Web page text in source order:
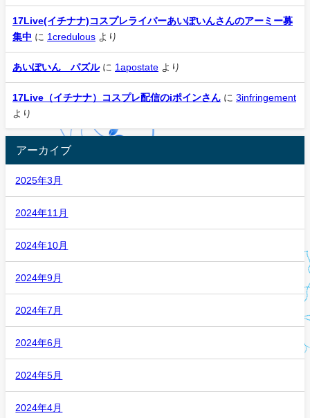
17Live(イチナナ)コスプレライバーあいぽいんさんのアーミー募
集中 に 1credulous より
あいぽいん パズルに 1apostate より
17Live（イチナナ）コスプレ配信のiポインさん に 3infringement
より
アーカイブ
2025年3月
2024年11月
2024年10月
2024年9月
2024年7月
2024年6月
2024年5月
2024年4月